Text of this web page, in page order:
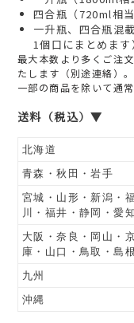
四合瓶（720ml相
一升瓶、四合瓶混
1個口にまとめます
最大本数より多くご注
たします（別途連絡）。
一部の商品を除いて通
送料（税込）▼
北海道
青森・秋田・岩手
宮城・山形・新潟・
川・福井・静岡・愛
大阪・奈良・岡山・
庫・山口・鳥取・島
九州
沖縄